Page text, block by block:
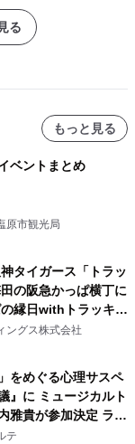
る
もっと見る
ベントまとめ
原市観光局
神タイガース「トラッ
の阪急かっぱ横丁に
縁日withトラッキ
ングス株式会社
をめぐる心理サスペ
』に ミュージカルト
雅貴が参加決定 ラテ
躍するSAYAKAが生
テ